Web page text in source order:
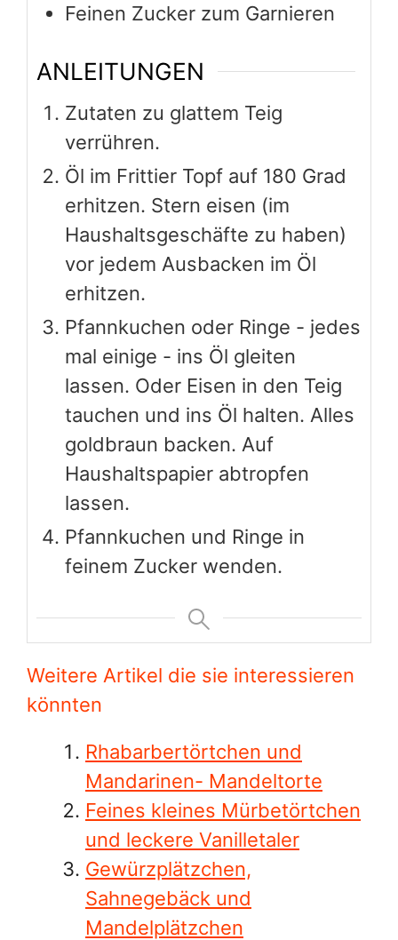
Feinen Zucker zum Garnieren
ANLEITUNGEN
Zutaten zu glattem Teig
verrühren.
Öl im Frittier Topf auf 180 Grad
erhitzen. Stern eisen (im
Haushaltsgeschäfte zu haben)
vor jedem Ausbacken im Öl
erhitzen.
Pfannkuchen oder Ringe - jedes
mal einige - ins Öl gleiten
lassen. Oder Eisen in den Teig
tauchen und ins Öl halten. Alles
goldbraun backen. Auf
Haushaltspapier abtropfen
lassen.
Pfannkuchen und Ringe in
feinem Zucker wenden.
Weitere Artikel die sie interessieren
könnten
Rhabarbertörtchen und
Mandarinen- Mandeltorte
Feines kleines Mürbetörtchen
und leckere Vanilletaler
Gewürzplätzchen,
Sahnegebäck und
Mandelplätzchen